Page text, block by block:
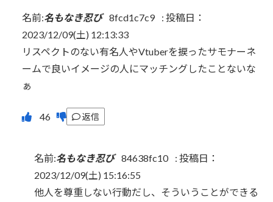
名前:名もなき忍び 8fcd1c7c9 : 投稿日：
2023/12/09(土) 12:13:33
リスペクトのない有名人やVtuberを捩ったサモナーネ
ームで良いイメージの人にマッチングしたことないな
ぁ
返信
名前:名もなき忍び 84638fc10 : 投稿日：
2023/12/09(土) 15:16:55
他人を尊重しない行動だし、そういうことができる